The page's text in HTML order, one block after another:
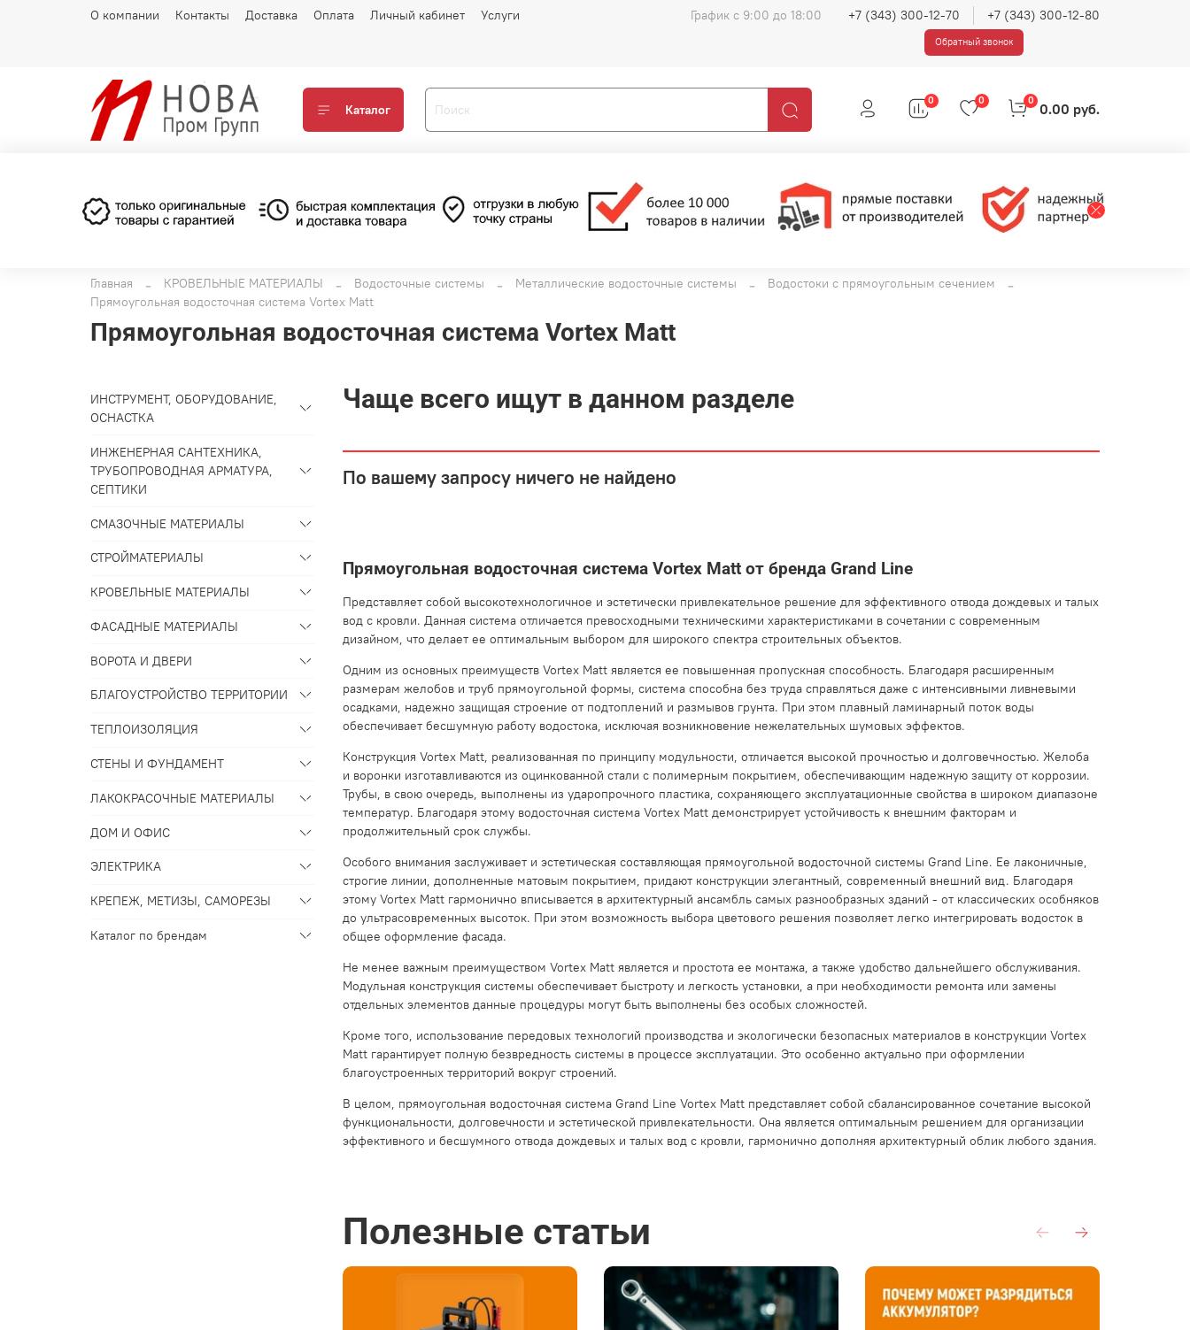
О компании Контакты Доставка Оплата Личный кабинет Услуги График с 9:00 до 18:00 +7 (343) 300-12-70 +7 (343) 300-12-80
Обратный звонок
Каталог
0 0 0 0.00 руб.
Главная КРОВЕЛЬНЫЕ МАТЕРИАЛЫ Водосточные системы Металлические водосточные системы
Водостоки с прямоугольным сечением
Прямоугольная водосточная система Vortex Matt
Прямоугольная водосточная система Vortex Matt
Чаще всего ищут в данном разделе
По вашему запросу ничего не найдено
Прямоугольная водосточная система Vortex Matt от бренда Grand Line
Представляет собой высокотехнологичное и эстетически привлекательное решение для эффективного отвода дождевых и талых
вод с кровли. Данная система отличается превосходными техническими характеристиками в сочетании с современным
дизайном, что делает ее оптимальным выбором для широкого спектра строительных объектов.
Одним из основных преимуществ Vortex Matt является ее повышенная пропускная способность. Благодаря расширенным
размерам желобов и труб прямоугольной формы, система способна без труда справляться даже с интенсивными ливневыми
осадками, надежно защищая строение от подтоплений и размывов грунта. При этом плавный ламинарный поток воды
обеспечивает бесшумную работу водостока, исключая возникновение нежелательных шумовых эффектов.
Конструкция Vortex Matt, реализованная по принципу модульности, отличается высокой прочностью и долговечностью. Желоба
и воронки изготавливаются из оцинкованной стали с полимерным покрытием, обеспечивающим надежную защиту от коррозии.
Трубы, в свою очередь, выполнены из ударопрочного пластика, сохраняющего эксплуатационные свойства в широком диапазоне
температур. Благодаря этому водосточная система Vortex Matt демонстрирует устойчивость к внешним факторам и
продолжительный срок службы.
Особого внимания заслуживает и эстетическая составляющая прямоугольной водосточной системы Grand Line. Ее лаконичные,
строгие линии, дополненные матовым покрытием, придают конструкции элегантный, современный внешний вид. Благодаря
этому Vortex Matt гармонично вписывается в архитектурный ансамбль самых разнообразных зданий - от классических особняков
до ультрасовременных высоток. При этом возможность выбора цветового решения позволяет легко интегрировать водосток в
общее оформление фасада.
Не менее важным преимуществом Vortex Matt является и простота ее монтажа, а также удобство дальнейшего обслуживания.
Модульная конструкция системы обеспечивает быстроту и легкость установки, а при необходимости ремонта или замены
отдельных элементов данные процедуры могут быть выполнены без особых сложностей.
Кроме того, использование передовых технологий производства и экологически безопасных материалов в конструкции Vortex
Matt гарантирует полную безвредность системы в процессе эксплуатации. Это особенно актуально при оформлении
благоустроенных территорий вокруг строений.
В целом, прямоугольная водосточная система Grand Line Vortex Matt представляет собой сбалансированное сочетание высокой
функциональности, долговечности и эстетической привлекательности. Она является оптимальным решением для организации
эффективного и бесшумного отвода дождевых и талых вод с кровли, гармонично дополняя архитектурный облик любого здания.
Полезные статьи
ИНСТРУМЕНТ, ОБОРУДОВАНИЕ,
ОСНАСТКА
ИНЖЕНЕРНАЯ САНТЕХНИКА,
ТРУБОПРОВОДНАЯ АРМАТУРА,
СЕПТИКИ
СМАЗОЧНЫЕ МАТЕРИАЛЫ
СТРОЙМАТЕРИАЛЫ
КРОВЕЛЬНЫЕ МАТЕРИАЛЫ
ФАСАДНЫЕ МАТЕРИАЛЫ
ВОРОТА И ДВЕРИ
БЛАГОУСТРОЙСТВО ТЕРРИТОРИИ
ТЕПЛОИЗОЛЯЦИЯ
СТЕНЫ И ФУНДАМЕНТ
ЛАКОКРАСОЧНЫЕ МАТЕРИАЛЫ
ДОМ И ОФИС
ЭЛЕКТРИКА
КРЕПЕЖ, МЕТИЗЫ, САМОРЕЗЫ
Каталог по брендам